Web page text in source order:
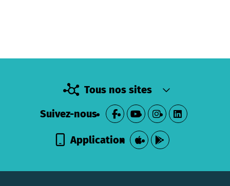
Tous nos sites
Suivez-nous
Application